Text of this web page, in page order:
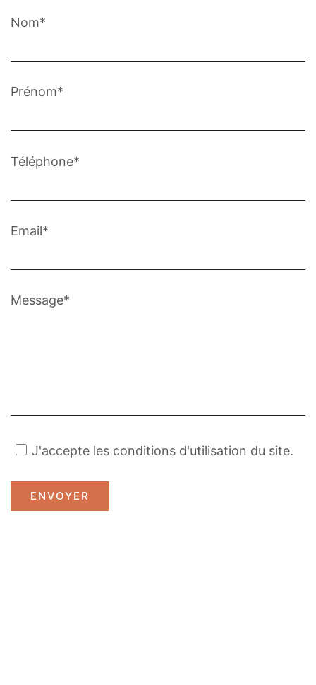
Nom*
Prénom*
Téléphone*
Email*
Message*
J'accepte les conditions d'utilisation du site.